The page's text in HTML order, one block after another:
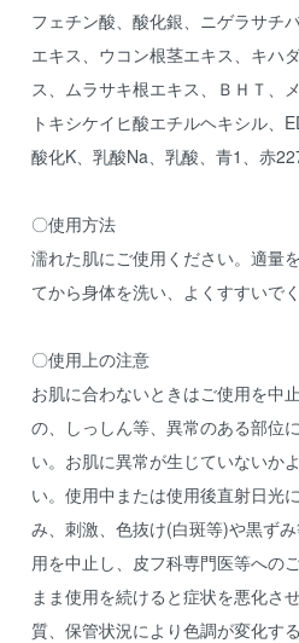
フェチン酸、酸化銀、ニゲラサチ
エキス、ウコン根茎エキス、キハ
ス、ムラサキ根エキス、ＢＨＴ、
トキシケイヒ酸エチルヘキシル、
酸化K、乳酸Na、乳酸、青1、赤
〇使用方法
濡れた肌にご使用ください。適量
てから身体を洗い、よくすすいで
〇使用上の注意
お肌に合わないときはご使用を中
の、しっしん等、異常のある部位
い。お肌に異常が生じていないか
い。使用中または使用後直射日光
み、刺激、色抜け(白斑等)や黒ず
用を中止し、皮フ科専門医等への
まま使用を続けると症状を悪化さ
質、保管状況により色調が変化す